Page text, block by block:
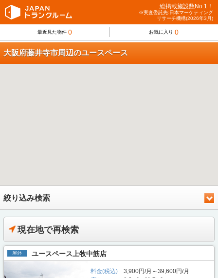
総掲載施設数No.1！
※実査委託先:日本マーケティング
リサーチ機構(2026年3月)
最近見た物件 0 お気に入り 0
大阪府藤井寺市周辺のユースペース
絞り込み検索
現在地で再検索
屋外 ユースペース上牧中筋店
料金(税込)
3,900円/月～39,600円/月